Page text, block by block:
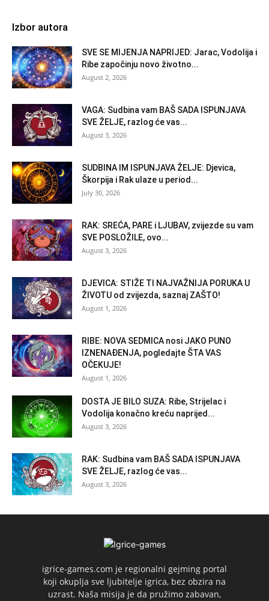
Izbor autora
SVE SE MIJENJA NAPRIJED: Jarac, Vodolija i
Ribe započinju novo životno...
August 2, 2026
VAGA: Sudbina vam BAŠ SADA ISPUNJAVA
SVE ŽELJE, razlog će vas...
August 3, 2026
SUDBINA IM ISPUNJAVA ŽELJE: Djevica,
Škorpija i Rak ulaze u period...
July 30, 2026
RAK: SREĆA, PARE i LJUBAV, zvijezde su vam
SVE POSLOŽILE, ovo...
August 3, 2026
DJEVICA: STIŽE TI NAJVAŽNIJA PORUKA U
ŽIVOTU od zvijezda, saznaj ZAŠTO!
August 1, 2026
RIBE: NOVA SEDMICA nosi JAKO PUNO
IZNENAĐENJA, pogledajte ŠTA VAS
OČEKUJE!
August 1, 2026
DOSTA JE BILO SUZA: Ribe, Strijelac i
Vodolija konačno kreću naprijed...
August 3, 2026
RAK: Sudbina vam BAŠ SADA ISPUNJAVA
SVE ŽELJE, razlog će vas...
August 3, 2026
igrice-games.com je regionalni gejming portal
koji okuplja sve ljubitelje igrica, bez obzira na
uzrast. Naša misija je da pružimo zabavan,